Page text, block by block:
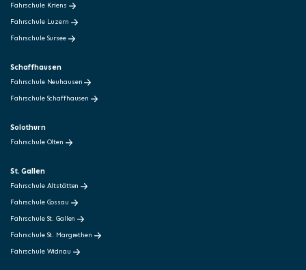
Fahrschule Kriens
Fahrschule Luzern
Fahrschule Sursee
Schaffhausen
Fahrschule Neuhausen
Fahrschule Schaffhausen
Solothurn
Fahrschule Olten
St. Gallen
Fahrschule Altstätten
Fahrschule Gossau
Fahrschule St. Gallen
Fahrschule St. Margrethen
Fahrschule Widnau